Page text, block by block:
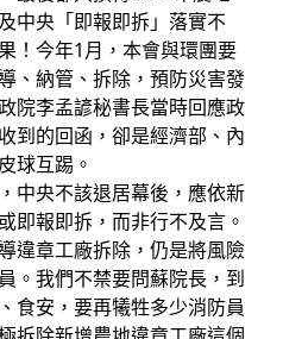
中央「即報即拆」落實不
！今年1月，本會與環團要
、納管、拆除，預防災害發
院李孟諺秘書長當時回應政
到的回函，卻是經濟部、內
球互踢。
中央不該退居幕後，應依新
即報即拆，而非行不及言。
違章工廠拆除，仍是將風險
。我們不禁要問蘇院長，到
食安，要再犧牲多少消防員